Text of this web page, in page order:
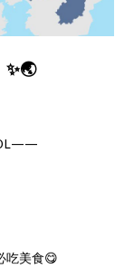
✨🌏
吃美食😋